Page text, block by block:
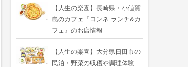
【人生の楽園】長崎県・小値賀
島のカフェ『コンネ ランチ&カ
フェ』のお店情報
【人生の楽園】大分県日田市の
民泊・野菜の収穫や調理体験